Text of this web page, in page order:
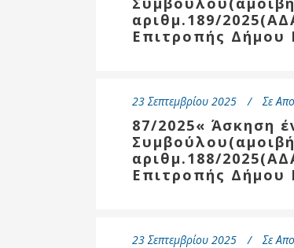
αριθμ.189/
Επιτροπής Δήμου
23 Σεπτεμβρίου 2025 Σε
87/2025« Άσκηση
αριθμ.188/
Επιτροπής Δήμου
23 Σεπτεμβρίου 2025 Σε